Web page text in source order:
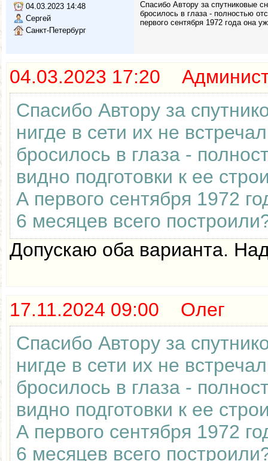
04.03.2023 14:48
Сергей
Санкт-Петербург
Спасибо Автору за спутниковые
бросилось в глаза - полностью
первого сентября 1972 года она
04.03.2023 17:20
Спасибо Автору за
нигде в сети их не
бросилось в глаза -
видно подготовки к ее
А первого сентября 1972
6 месяцев всего
Допускаю оба варианта.
17.11.2024 09:00 Олег
Спасибо Автору за
нигде в сети их не
бросилось в глаза -
видно подготовки к ее
А первого сентября 1972
6 месяцев всего